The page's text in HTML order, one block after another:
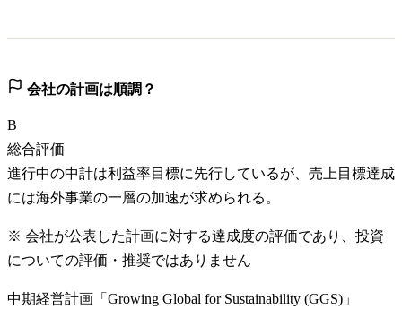
会社の計画は順調？
B
総合評価
進行中の中計は利益率目標に先行しているが、売上目標達成
には海外事業の一層の加速が求められる。
※ 会社が公表した計画に対する達成度の評価であり、投資
についての評価・推奨ではありません
中期経営計画「Growing Global for Sustainability (GGS)」